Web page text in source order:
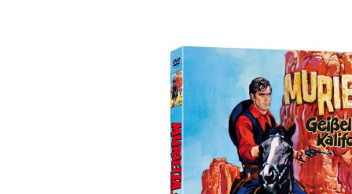
Bildergalerie überspringen